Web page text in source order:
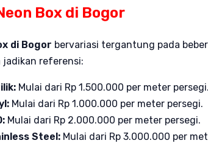
Box di Bogor
di Bogor bervariasi tergantung pada
jadikan referensi:
Mulai dari Rp 1.500.000 per meter persegi.
Mulai dari Rp 1.000.000 per meter persegi.
Mulai dari Rp 2.000.000 per meter persegi.
Steel: Mulai dari Rp 3.000.000 per